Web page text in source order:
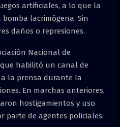
artificiales, a lo que la
lacrimógena. Sin
daños o represiones.
Nacional de
habilitó un canal de
la prensa durante la
En marchas anteriores,
hostigamientos y uso
parte de agentes policiales.